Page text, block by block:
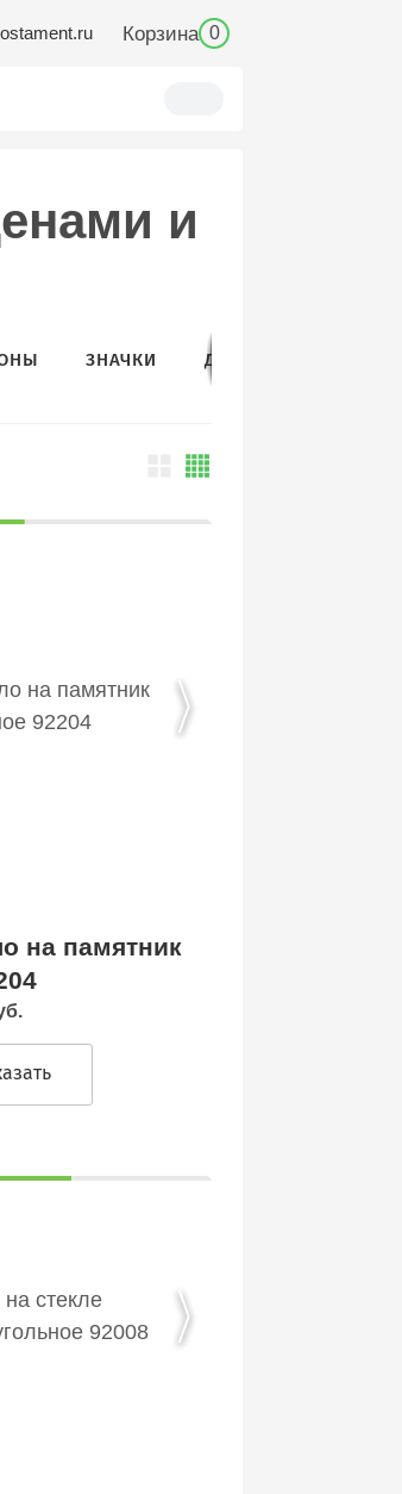
Корзина 0
и
ЗНАЧКИ ДЕРЖАТЕЛИ
на памятник